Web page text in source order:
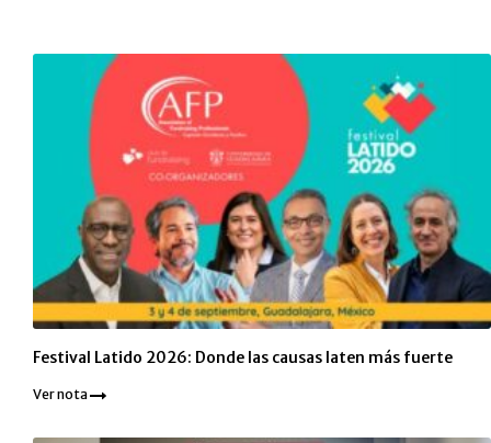
Festival Latido 2026: Donde las causas laten más fuerte
Ver nota